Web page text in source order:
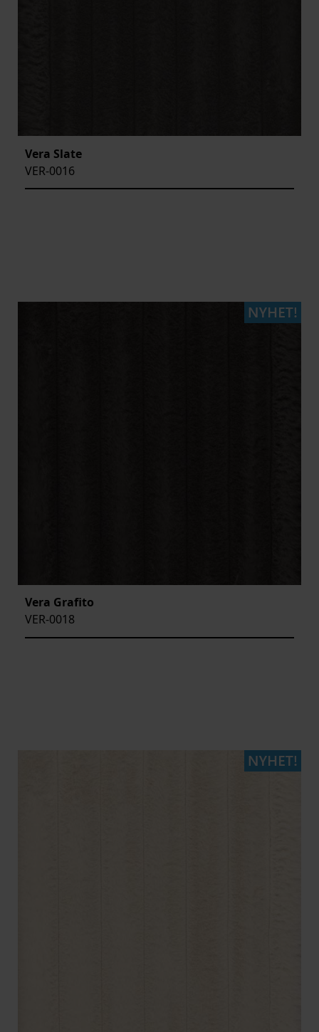
Vera Slate
VER-0016
Vera Grafito
VER-0018